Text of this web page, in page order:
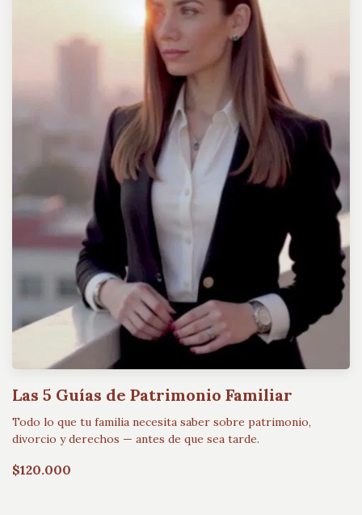
Las 5 Guías de Patrimonio Familiar
Todo lo que tu familia necesita saber sobre patrimonio,
divorcio y derechos — antes de que sea tarde.
$120.000